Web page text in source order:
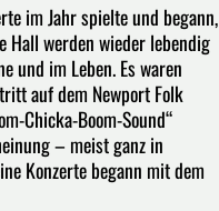
im Jahr spielte und begann,
Hall werden wieder lebendig
und im Leben. Es waren
auf dem Newport Folk
Chicka-Boom-Sound“
– meist ganz in
Konzerte begann mit dem